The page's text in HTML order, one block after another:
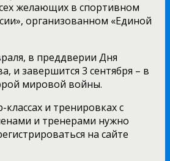
желающих в спортивном
организованном «Единой
в преддверии Дня
и завершится 3 сентября – в
мировой войны.
классах и тренировках с
и тренерами нужно
на сайте